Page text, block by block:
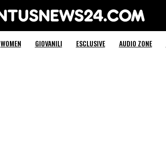
Juventus News 24
WOMEN GIOVANILI ESCLUSIVE AUDIO ZONE